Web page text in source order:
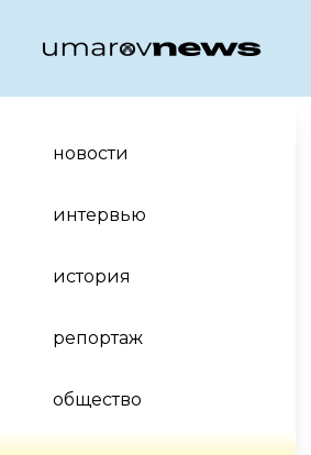
новости
интервью
история
репортаж
общество